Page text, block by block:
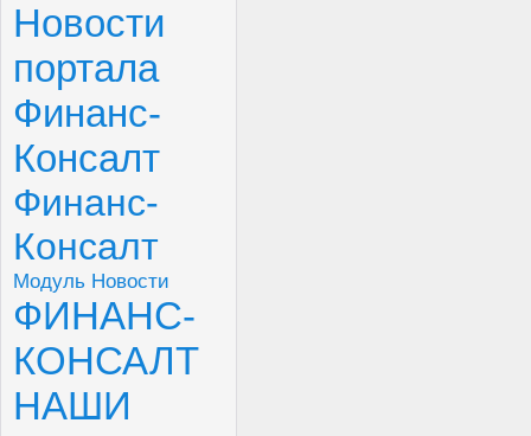
Новости
портала
Финанс-
Консалт
Финанс-
Консалт
Модуль Новости
ФИНАНС-
КОНСАЛТ
НАШИ